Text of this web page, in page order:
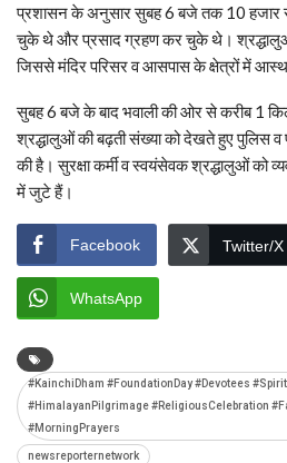
प्रशासन के अनुसार सुबह 6 बजे तक 10 हजार
चुके थे और प्रसाद ग्रहण कर चुके थे। श्रद्धालुओं
जिससे मंदिर परिसर व आसपास के क्षेत्रों में
सुबह 6 बजे के बाद भवाली की ओर से करीब 1
श्रद्धालुओं की बढ़ती संख्या को देखते हुए पुलिस व
की है। सुरक्षा कर्मी व स्वयंसेवक श्रद्धालुओं को
में जुटे हैं।
Facebook Twitter/X
WhatsApp
#KainchiDham #FoundationDay #Devotees
#HimalayanPilgrimage #ReligiousCelebration
#MorningPrayers
newsreporternetwork